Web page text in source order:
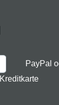
PayPal
Kreditkarte